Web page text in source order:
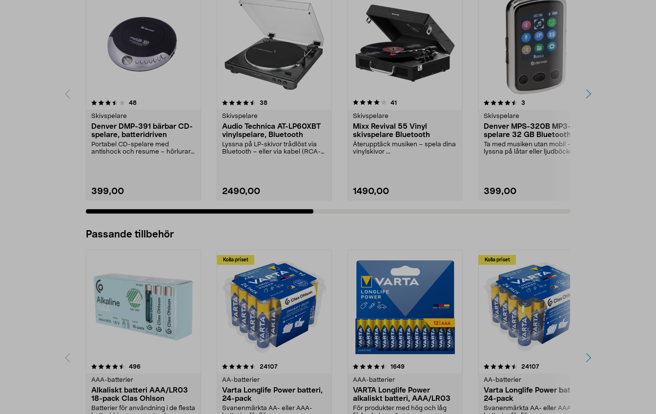
48recensioner
Skivspelare
Denver DMP-391 bärbar CD-
spelare, batteridriven
Portabel CD-spelare med
antishock och resume – hörlurar
399,00
4.5 av 5 stjärnor 38recensioner
Skivspelare
Audio Technica AT-LP60XBT
vinylspelare, Bluetooth
Lyssna på LP-skivor trådlöst via
Bluetooth – eller via kabel (RCA-
2490,00
4.0 av 5 stjärnor 41
Skivspelare
Mixx Revival 55 Vinyl
skivspelare Bluetooth
Återupptäck musiken – spela dina
vinylskivor ...
1490,00
4.5 av 5 stjärnor 3
Skivspelare
Denver MPS-320B MP3-
spelare 32 GB Bluetooth
Ta med musiken utan mobil –
lyssna på låtar eller ljudböcker
399,00
0.0 av 5 stjärnor
Passande tillbehör
496recensioner
AAA-batterier
Alkaliskt batteri AAA/LR03
18-pack Clas Ohlson
Batterier för användning i de flesta
Kolla priset
4.5av 5 stjärnor 24107recensioner
AA-batterier
Varta Longlife Power batteri,
24-pack
Svanenmärkta AA- eller AAA-
4.5av 5 stjärnor 1649recensioner
AAA-batterier
VARTA Longlife Power
alkaliskt batteri, AAA/LR03
För produkter med hög och låg
Kolla priset
4.5av 5 stjärnor 24107recensioner
AA-batterier
Varta Longlife Power batteri,
24-pack
Svanenmärkta AA- eller AAA-